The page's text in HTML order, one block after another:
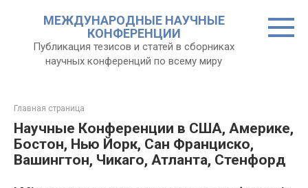
МЕЖДУНАРОДНЫЕ НАУЧНЫЕ
КОНФЕРЕНЦИИ
Публикация тезисов и статей в сборниках
научных конференций по всему миру
Главная страница
Научные Конференции в США, Америке,
Бостон, Нью Йорк, Сан Франциско,
Вашингтон, Чикаго, Атланта, Стенфорд